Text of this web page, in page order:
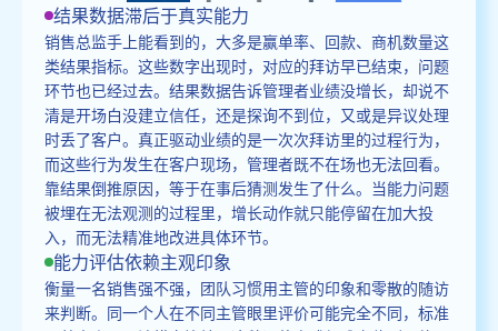
结果数据滞后于真实能力
销售总监手上能看到的，大多是赢单率、回款、商机数量这
类结果指标。这些数字出现时，对应的拜访早已结束，问题
环节也已经过去。结果数据告诉管理者业绩没增长，却说不
清是开场白没建立信任，还是探询不到位，又或是异议处理
时丢了客户。真正驱动业绩的是一次次拜访里的过程行为，
而这些行为发生在客户现场，管理者既不在场也无法回看。
靠结果倒推原因，等于在事后猜测发生了什么。当能力问题
被埋在无法观测的过程里，增长动作就只能停留在加大投
入，而无法精准地改进具体环节。
能力评估依赖主观印象
衡量一名销售强不强，团队习惯用主管的印象和零散的随访
来判断。同一个人在不同主管眼里评价可能完全不同，标准